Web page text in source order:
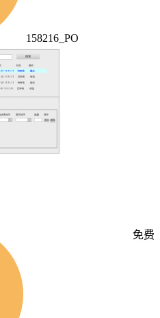
158216_PO
免费